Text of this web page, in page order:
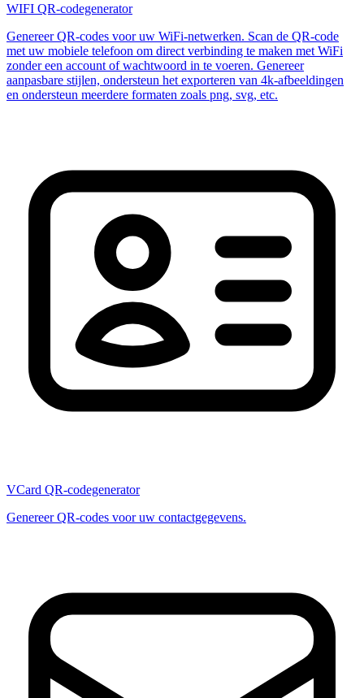
WIFI QR-codegenerator
Genereer QR-codes voor uw WiFi-netwerken. Scan de QR-code
met uw mobiele telefoon om direct verbinding te maken met WiFi
zonder een account of wachtwoord in te voeren. Genereer
aanpasbare stijlen, ondersteun het exporteren van 4k-afbeeldingen
en ondersteun meerdere formaten zoals png, svg, etc.
VCard QR-codegenerator
Genereer QR-codes voor uw contactgegevens.